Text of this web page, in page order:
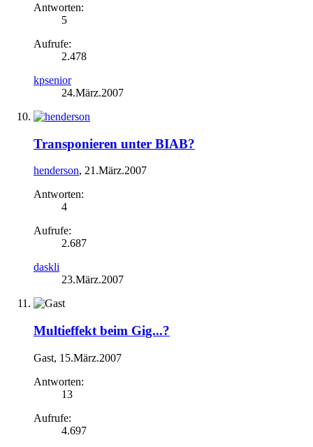
Antworten:
5
Aufrufe:
2.478
kpsenior
24.März.2007
Transponieren unter BIAB?
henderson, 21.März.2007
Antworten:
4
Aufrufe:
2.687
daskli
23.März.2007
Multieffekt beim Gig...?
Gast, 15.März.2007
Antworten:
13
Aufrufe:
4.697